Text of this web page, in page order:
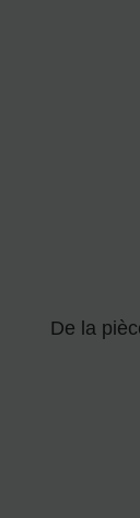
De la